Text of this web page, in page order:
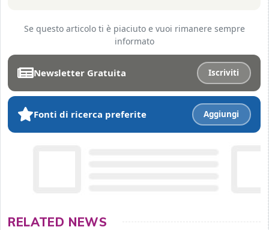
Se questo articolo ti è piaciuto e vuoi rimanere sempre
informato
Newsletter Gratuita Iscriviti
Fonti di ricerca preferite Aggiungi
RELATED NEWS